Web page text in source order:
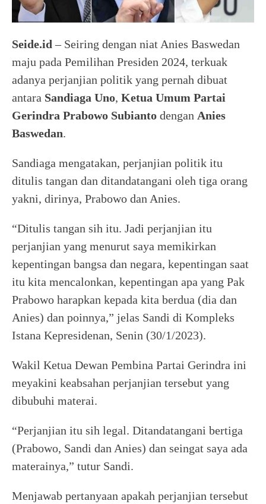
Seide.id – Seiring dengan niat Anies Baswedan
maju pada Pemilihan Presiden 2024, terkuak
adanya perjanjian politik yang pernah dibuat
antara Sandiaga Uno, Ketua Umum Partai
Gerindra Prabowo Subianto dengan Anies
Baswedan.
Sandiaga mengatakan, perjanjian politik itu
ditulis tangan dan ditandatangani oleh tiga orang
yakni, dirinya, Prabowo dan Anies.
“Ditulis tangan sih itu. Jadi perjanjian itu
perjanjian yang menurut saya memikirkan
kepentingan bangsa dan negara, kepentingan saat
itu kita mencalonkan, kepentingan apa yang Pak
Prabowo harapkan kepada kita berdua (dia dan
Anies) dan poinnya,” jelas Sandi di Kompleks
Istana Kepresidenan, Senin (30/1/2023).
Wakil Ketua Dewan Pembina Partai Gerindra ini
meyakini keabsahan perjanjian tersebut yang
dibubuhi materai.
“Perjanjian itu sih legal. Ditandatangani bertiga
(Prabowo, Sandi dan Anies) dan seingat saya ada
materainya,” tutur Sandi.
Menjawab pertanyaan apakah perjanjian tersebut